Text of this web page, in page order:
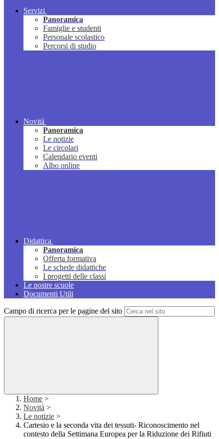
Servizi
Panoramica
Famiglie e studenti
Personale scolastico
Percorsi di studio
Novità
Panoramica
Le notizie
Le circolari
Calendario eventi
Albo online
Didattica
Panoramica
Offerta formativa
Le schede didattiche
I progetti delle classi
Le nostre scuole
Documenti Utili
Campo di ricerca per le pagine del sito
Home >
Novità >
Le notizie >
Cartesio e la seconda vita dei tessuti- Riconoscimento nel
contesto della Settimana Europea per la Riduzione dei Rifiuti